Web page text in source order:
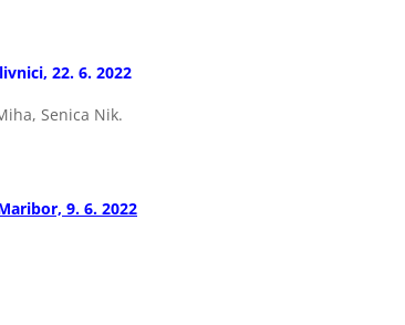
22. 6. 2022
Senica Nik.
9. 6. 2022